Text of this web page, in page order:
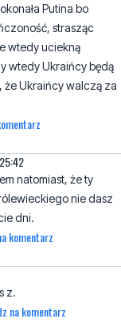
Putina bo
strasząc
wtedy uciekną
wtedy Ukraińcy będą
że Ukraińcy walczą za
natomiast, że ty
nie dasz
dni.
komentarz
z.
na komentarz